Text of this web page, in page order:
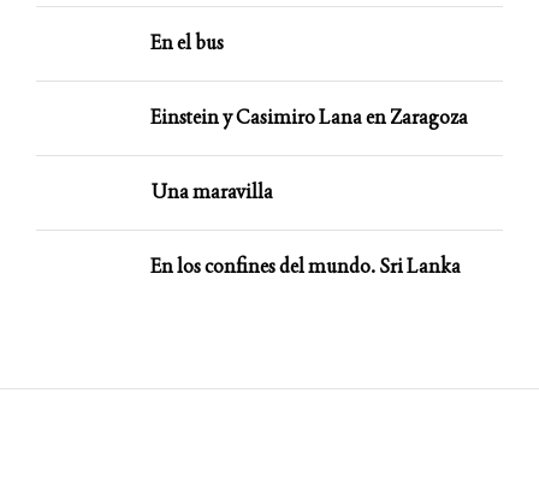
En el bus
Einstein y Casimiro Lana en Zaragoza
Una maravilla
En los confines del mundo. Sri Lanka